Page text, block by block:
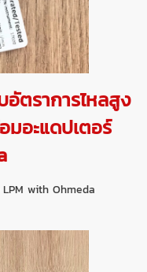
ตราการไหลสูง
อะแดปเตอร์
with Ohmeda